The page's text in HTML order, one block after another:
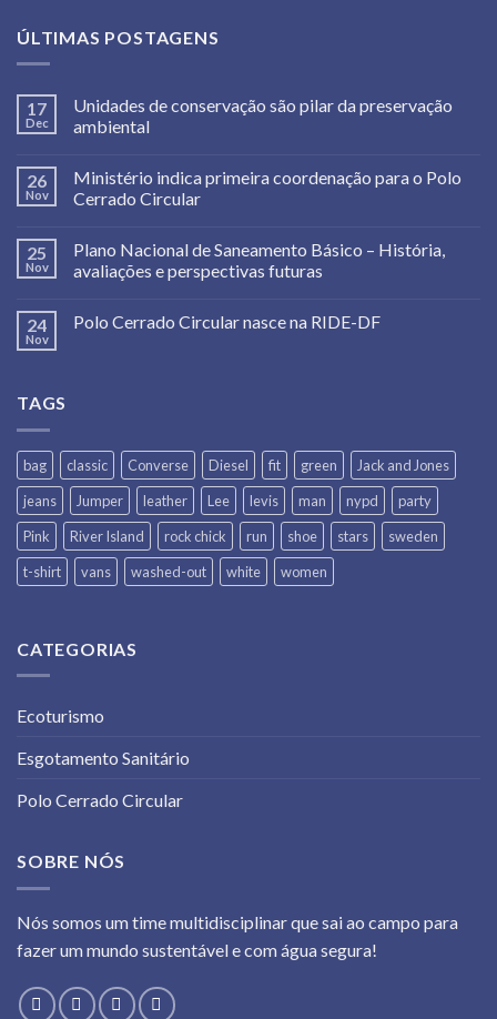
ÚLTIMAS POSTAGENS
17
Dec
Unidades de conservação são pilar da preservação
ambiental
26
Nov
Ministério indica primeira coordenação para o Polo
Cerrado Circular
25
Nov
Plano Nacional de Saneamento Básico – História,
avaliações e perspectivas futuras
24
Nov
Polo Cerrado Circular nasce na RIDE-DF
TAGS
bag classic Converse Diesel fit green
Jack and Jones
jeans
Jumper leather Lee levis man nypd
party
Pink
River Island rock chick run shoe stars
sweden
t-shirt
vans washed-out white women
CATEGORIAS
Ecoturismo
Esgotamento Sanitário
Polo Cerrado Circular
SOBRE NÓS
Nós somos um time multidisciplinar que sai ao campo para
fazer um mundo sustentável e com água segura!